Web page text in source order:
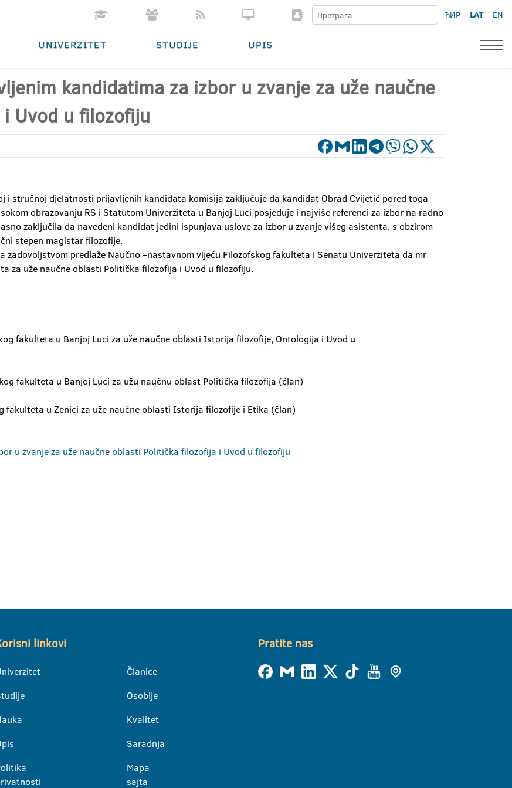
ЋИР LAT EN
UNIVERZITET STUDIJE UPIS
kandidatima za izbor u zvanje za uže naučne
Uvod u filozofiju
i stručnoj djelatnosti prijavljenih kandidata komisija zaključuje da kandidat Obrad Cvijetić pored toga
obrazovanju RS i Statutom Univerziteta u Banjoj Luci posjeduje i najviše referenci za izbor na radno
zaključila da navedeni kandidat jedini ispunjava uslove za izbor u zvanje višeg asistenta, s obzirom
stepen magistar filozofije.
zadovoljstvom predlaže Naučno –nastavnom vijeću Filozofskog fakulteta i Senatu Univerziteta da mr
za uže naučne oblasti Politička filozofija i Uvod u filozofiju.
fakulteta u Banjoj Luci za uže naučne oblasti Istorija filozofije, Ontologija i Uvod u
fakulteta u Banjoj Luci za užu naučnu oblast Politička filozofija (član)
fakulteta u Zenici za uže naučne oblasti Istorija filozofije i Etika (član)
u zvanje za uže naučne oblasti Politička filozofija i Uvod u filozofiju
linkovi
Članice
Osoblje
Kvalitet
Saradnja
Mapa
sajta
Pratite nas